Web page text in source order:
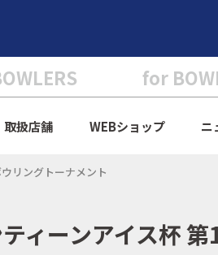
for
取扱店舗 WEBショップ ニ
リングトーナメント
ィーンアイス杯